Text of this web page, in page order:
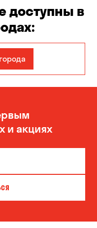
доступны в
Балабино
Борисполь
Бровары
Вишневое
и акциях